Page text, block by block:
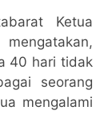
Ketua
40 hari tidak
seorang
mengalami